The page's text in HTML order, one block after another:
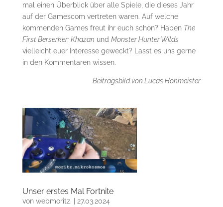
mal einen Überblick über alle Spiele, die dieses Jahr
auf der Gamescom vertreten waren. Auf welche
kommenden Games freut ihr euch schon? Haben The
First Berserker: Khazan und Monster Hunter Wilds
vielleicht euer Interesse geweckt? Lasst es uns gerne
in den Kommentaren wissen.
Beitragsbild von Lucas Hohmeister
Unser erstes Mal Fortnite
von webmoritz. 27.03.2024